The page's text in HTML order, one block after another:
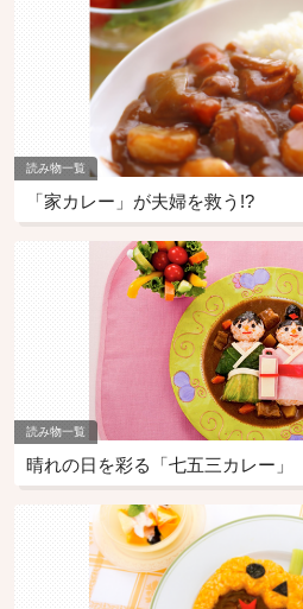
読み物一覧
「家カレー」が夫婦を救う!?
読み物一覧
晴れの日を彩る「七五三カレー」